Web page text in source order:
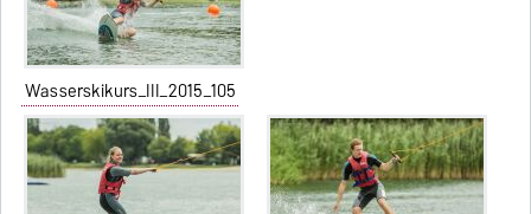
Wasserskikurs_III_2015_105